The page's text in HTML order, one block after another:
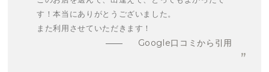
す！本当にありがとうございました。
また利用させていただきます！
Google口コミから引用